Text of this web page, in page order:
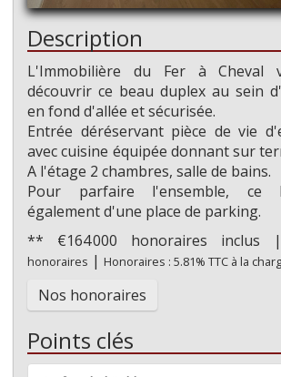
Description
L'Immobilière du Fer à Cheval
découvrir ce beau duplex au sein
en fond d'allée et sécurisée.
Entrée déréservant pièce de vie
avec cuisine équipée donnant sur
A l'étage 2 chambres, salle de bains.
Pour parfaire l'ensemble, ce
également d'une place de parking.
** €164 000
honoraires inclus
honoraires | Honoraires : 5.81% TTC à la
Nos honoraires
Points clés